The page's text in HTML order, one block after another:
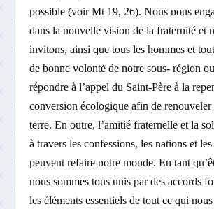
possible (voir Mt 19, 26). Nous nous
dans la nouvelle vision de la fraternité et
invitons, ainsi que tous les hommes et
de bonne volonté de notre sous- région
répondre à l’appel du Saint-Père à la
conversion écologique afin de renouveler
terre. En outre, l’amitié fraternelle et la
à travers les confessions, les nations et
peuvent refaire notre monde. En tant
nous sommes tous unis par des accords
les éléments essentiels de tout ce qui